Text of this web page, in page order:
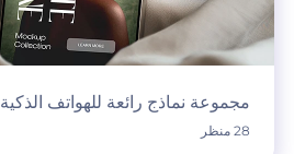
مجموعة نماذج رائعة للهواتف الذكية
28 منظر